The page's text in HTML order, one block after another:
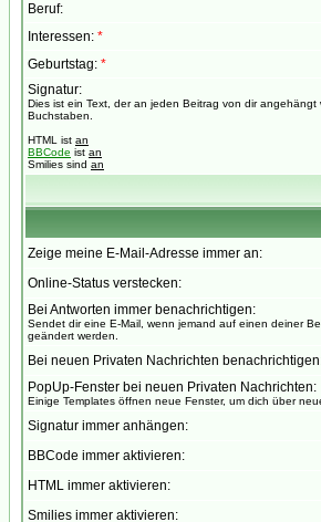
Beruf:
Interessen: *
Geburtstag: *
Signatur:
Dies ist ein Text, der an jeden Beitrag von dir
Buchstaben.
HTML ist an
BBCode ist an
Smilies sind an
Zeige meine E-Mail-Adresse immer an:
Online-Status verstecken:
Bei Antworten immer benachrichtigen:
Sendet dir eine E-Mail, wenn jemand auf einen deiner
geändert werden.
Bei neuen Privaten Nachrichten
PopUp-Fenster bei neuen Privaten Nachrichten:
Einige Templates öffnen neue Fenster, um dich über
Signatur immer anhängen:
BBCode immer aktivieren:
HTML immer aktivieren:
Smilies immer aktivieren: